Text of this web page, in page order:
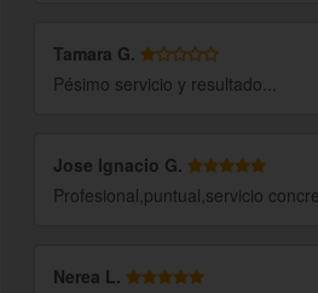
Tamara G.
Pésimo servicio y resultado...
Jose Ignacio G.
Profesional,puntual,servicio
Nerea L.